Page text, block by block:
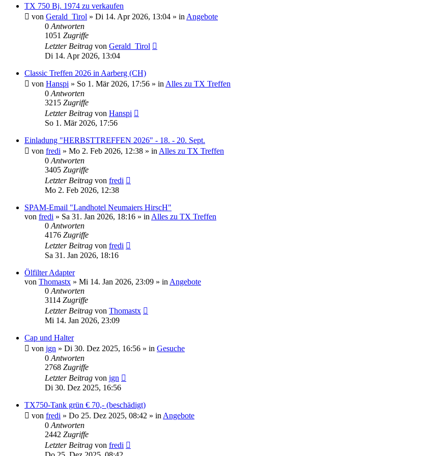
TX 750 Bj. 1974 zu verkaufen
von Gerald_Tirol » Di 14. Apr 2026, 13:04 » in Angebote
0 Antworten
1051 Zugriffe
Letzter Beitrag von Gerald_Tirol
Di 14. Apr 2026, 13:04
Classic Treffen 2026 in Aarberg (CH)
von Hanspi » So 1. Mär 2026, 17:56 » in Alles zu TX Treffen
0 Antworten
3215 Zugriffe
Letzter Beitrag von Hanspi
So 1. Mär 2026, 17:56
Einladung "HERBSTTREFFEN 2026" - 18. - 20. Sept.
von fredi » Mo 2. Feb 2026, 12:38 » in Alles zu TX Treffen
0 Antworten
3405 Zugriffe
Letzter Beitrag von fredi
Mo 2. Feb 2026, 12:38
SPAM-Email "Landhotel Neumaiers HirscH"
von fredi » Sa 31. Jan 2026, 18:16 » in Alles zu TX Treffen
0 Antworten
4176 Zugriffe
Letzter Beitrag von fredi
Sa 31. Jan 2026, 18:16
Ölfilter Adapter
von Thomastx » Mi 14. Jan 2026, 23:09 » in Angebote
0 Antworten
3114 Zugriffe
Letzter Beitrag von Thomastx
Mi 14. Jan 2026, 23:09
Cap und Halter
von jgn » Di 30. Dez 2025, 16:56 » in Gesuche
0 Antworten
2768 Zugriffe
Letzter Beitrag von jgn
Di 30. Dez 2025, 16:56
TX750-Tank grün € 70,- (beschädigt)
von fredi » Do 25. Dez 2025, 08:42 » in Angebote
0 Antworten
2442 Zugriffe
Letzter Beitrag von fredi